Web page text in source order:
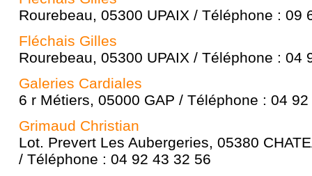
Rourebeau, 05300 UPAIX / Téléphone : 09
Fléchais Gilles
Rourebeau, 05300 UPAIX / Téléphone : 04
Galeries Cardiales
6 r Métiers, 05000 GAP / Téléphone : 04
Grimaud Christian
Lot. Prevert Les Aubergeries, 05380
/ Téléphone : 04 92 43 32 56